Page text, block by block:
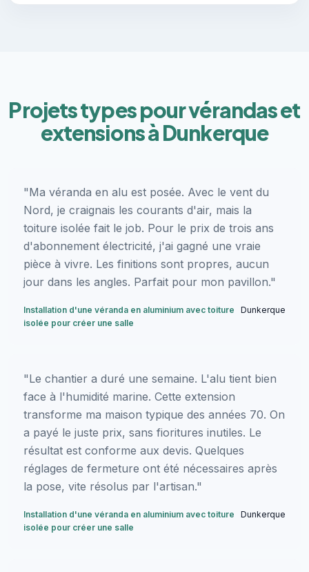
Projets types pour vérandas et
extensions à Dunkerque
"Ma véranda en alu est posée. Avec le vent du
Nord, je craignais les courants d'air, mais la
toiture isolée fait le job. Pour le prix de trois ans
d'abonnement électricité, j'ai gagné une vraie
pièce à vivre. Les finitions sont propres, aucun
jour dans les angles. Parfait pour mon pavillon."
Installation d'une véranda en aluminium avec toiture
isolée pour créer une salle
Dunkerque
"Le chantier a duré une semaine. L'alu tient bien
face à l'humidité marine. Cette extension
transforme ma maison typique des années 70. On
a payé le juste prix, sans fioritures inutiles. Le
résultat est conforme aux devis. Quelques
réglages de fermeture ont été nécessaires après
la pose, vite résolus par l'artisan."
Installation d'une véranda en aluminium avec toiture
isolée pour créer une salle
Dunkerque